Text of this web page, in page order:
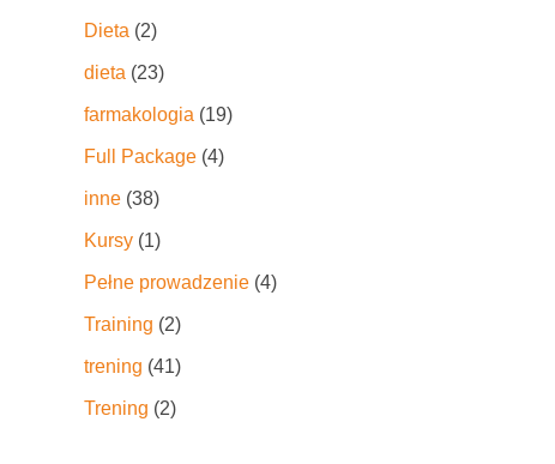
Dieta (2)
dieta (23)
farmakologia (19)
Full Package (4)
inne (38)
Kursy (1)
Pełne prowadzenie (4)
Training (2)
trening (41)
Trening (2)